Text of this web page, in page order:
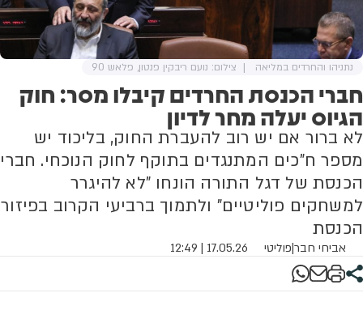
חברי הכנסת החרדים קיבלו מסר: חוק
הגיוס יעלה מחר לדיון
לא ברור אם יש רוב להעברת החוק, בליכוד יש
מספר ח"כים המתנגדים בתוקף לחוק הנוכחי. חברי
הכנסת של דגל התורה הונחו "לא להיגרר
למשחקים פוליטיים" ולתמוך ברביעי הקרוב בפיזור
הכנסת
אביחי חבר|פוליטי 17.05.26 | 12:49
נתניהו והחרדים במליאה צילום: נועם ריבקין פנטון, פלאש 90